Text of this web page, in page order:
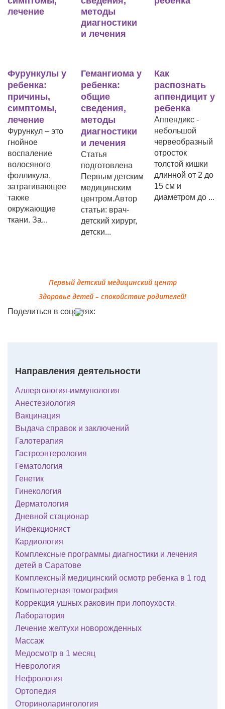
Фурункулы у
ребенка:
причины,
симптомы,
лечение
Фурункул – это
гнойное
воспаление
волосяного
фолликула,
затрагивающее
также
окружающие
ткани. За...
Гемангиома у
ребенка:
общие
сведения,
методы
диагностики
и лечения
Статья
подготовлена
Первым детским
медицинским
центром.Автор
статьи: врач-
детский хирург,
детски...
Как
распознать
аппендицит у
ребенка
Аппендикс -
небольшой
червеобразный
отросток
толстой кишки
длинной от 2 до
15 см и
диаметром до ...
Первый детский медицинский центр
Здоровье детей – спокойствие родителей!
Поделиться в соцсетях:
Направления деятельности
Аллергология-иммунология
Анестезиология
Вакцинация
Выдача справок и заключений
Галотерапия
Гастроэнтерология
Гематология
Генетик
Гинекология
Дерматология
Дневной стационар
Инфекционист
Кардиология
Комплексные программы диагностики и лечения
детей в Саратове
Комплексный медицинский осмотр ребенка в 1 год
Компьютерная томография
Коррекция ушных раковин при лопоухости
Лаборатория
Лечение желтухи новорожденных
Массаж
Медосмотр в 1 месяц
Неврология
Нефрология
Ортопедия
Оториноларингология